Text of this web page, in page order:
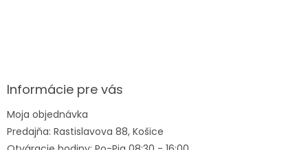
ä
e
Informácie pre vás
Moja objednávka
Predajňa: Rastislavova 88, Košice